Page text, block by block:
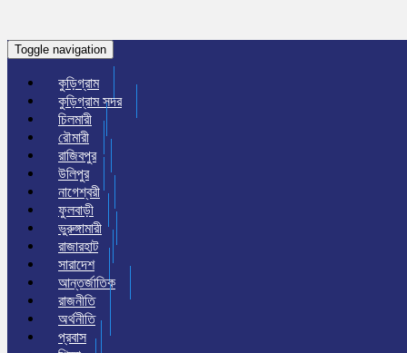
Toggle navigation
কুড়িগ্রাম
কুড়িগ্রাম সদর
চিলমারী
রৌমারী
রাজিবপুর
উলিপুর
নাগেশ্বরী
ফুলবাড়ী
ভুরুঙ্গামারী
রাজারহাট
সারাদেশ
আন্তর্জাতিক
রাজনীতি
অর্থনীতি
প্রবাস